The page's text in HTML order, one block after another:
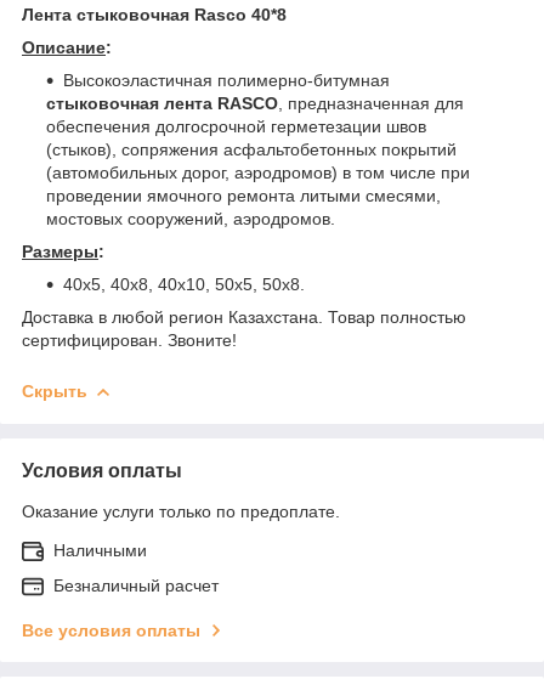
Лента стыковочная Rasco 40*8
Описание:
Высокоэластичная полимерно-битумная
стыковочная лента RASCO , предназначенная для
обеспечения долгосрочной герметезации швов
(стыков), сопряжения асфальтобетонных покрытий
(автомобильных дорог, аэродромов) в том числе при
проведении ямочного ремонта литыми смесями,
мостовых сооружений, аэродромов.
Размеры:
40х5, 40х8, 40х10, 50х5, 50х8.
Доставка в любой регион Казахстана. Товар полностью
сертифицирован. Звоните!
Скрыть
Условия оплаты
Оказание услуги только по предоплате.
Наличными
Безналичный расчет
Все условия оплаты